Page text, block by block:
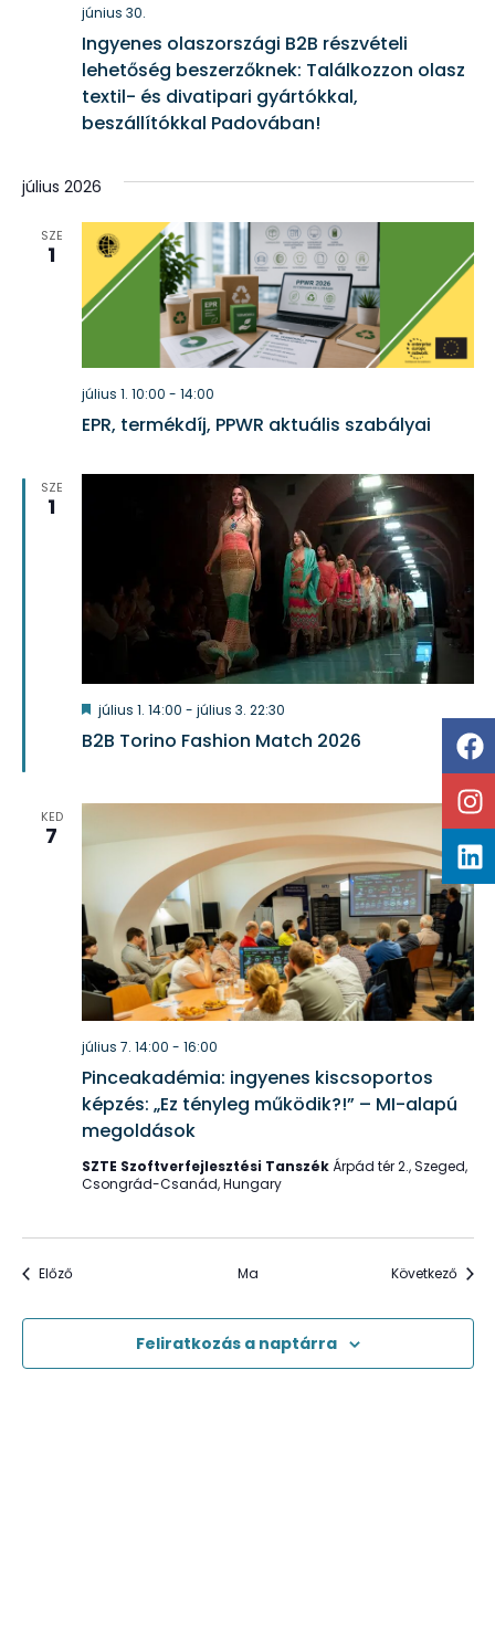
Ingyenes olaszországi B2B részvételi
lehetőség beszerzőknek: Találkozzon olasz
textil- és divatipari gyártókkal,
beszállítókkal Padovában!
június 30.
július 2026
SZE
1
EPR, termékdíj, PPWR aktuális szabályai
július 1. 10:00 - 14:00
SZE
1
B2B Torino Fashion Match 2026
Kiemelt
július 1. 14:00 - július 3. 22:30
KED
7
Pinceakadémia: ingyenes kiscsoportos
képzés: „Ez tényleg működik?!” – MI-alapú
megoldások
július 7. 14:00 - 16:00
SZTE Szoftverfejlesztési TanszékÁrpád tér 2., Szeged,
Csongrád-Csanád, Hungary
ElőzőEsemények Ma Következő
Feliratkozás a naptárra